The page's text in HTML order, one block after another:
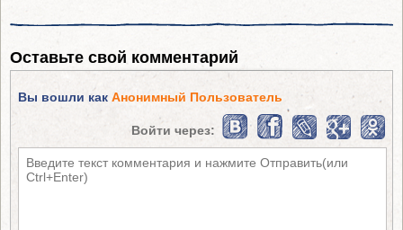
Оставьте свой комментарий
Вы вошли как Анонимный Пользователь
Войти через: